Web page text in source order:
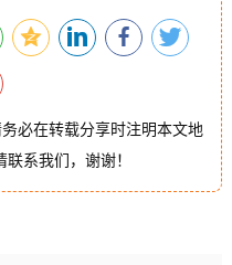
必在转载分享时注明本文地
系我们，谢谢！